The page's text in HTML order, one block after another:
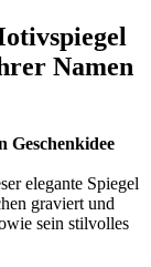
Namen
Geschenkidee
elegante Spiegel
graviert und
sein stilvolles